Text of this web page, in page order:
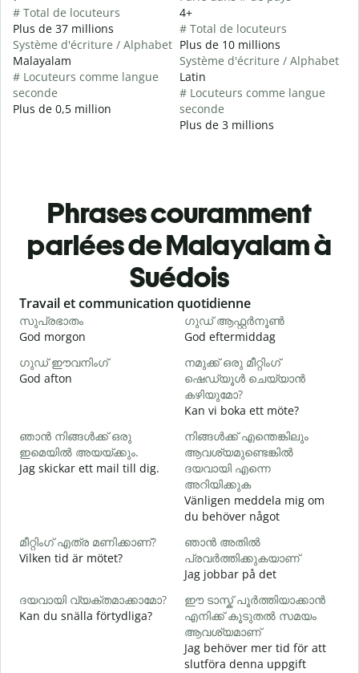
# Total de locuteurs
Plus de 37 millions
Système d'écriture / Alphabet
Malayalam
# Locuteurs comme langue
seconde
Plus de 0,5 million
4+
# Total de locuteurs
Plus de 10 millions
Système d'écriture / Alphabet
Latin
# Locuteurs comme langue
seconde
Plus de 3 millions
Phrases couramment
parlées de Malayalam à
Suédois
Slide 1 of 6
Travail et communication quotidienne
സുപ്രഭാതം
God morgon
ഗുഡ് ആഫ്റ്റർനൂൺ
God eftermiddag
ഗുഡ് ഈവനിംഗ്
God afton
നമുക്ക് ഒരു മീറ്റിംഗ്
ഷെഡ്യൂൾ ചെയ്യാൻ
കഴിയുമോ?
Kan vi boka ett möte?
ഞാൻ നിങ്ങൾക്ക് ഒരു
ഇമെയിൽ അയയ്ക്കും.
Jag skickar ett mail till dig.
നിങ്ങൾക്ക് എന്തെങ്കിലും
ആവശ്യമുണ്ടെങ്കിൽ
ദയവായി എന്നെ
അറിയിക്കുക
Vänligen meddela mig om
du behöver något
മീറ്റിംഗ് എത്ര മണിക്കാണ്?
Vilken tid är mötet?
ഞാൻ അതിൽ
പ്രവർത്തിക്കുകയാണ്
Jag jobbar på det
ദയവായി വ്യക്തമാക്കാമോ?
Kan du snälla förtydliga?
ഈ ടാസ്ക് പൂർത്തിയാക്കാൻ
എനിക്ക് കൂടുതൽ സമയം
ആവശ്യമാണ്
Jag behöver mer tid för att
slutföra denna uppgift